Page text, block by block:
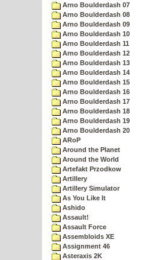
Arno Boulderdash 07
Arno Boulderdash 08
Arno Boulderdash 09
Arno Boulderdash 10
Arno Boulderdash 11
Arno Boulderdash 12
Arno Boulderdash 13
Arno Boulderdash 14
Arno Boulderdash 15
Arno Boulderdash 16
Arno Boulderdash 17
Arno Boulderdash 18
Arno Boulderdash 19
Arno Boulderdash 20
ARoP
Around the Planet
Around the World
Artefakt Przodkow
Artillery
Artillery Simulator
As You Like It
Ashido
Assault!
Assault Force
Assembloids XE
Assignment 46
Asteraxis 2K